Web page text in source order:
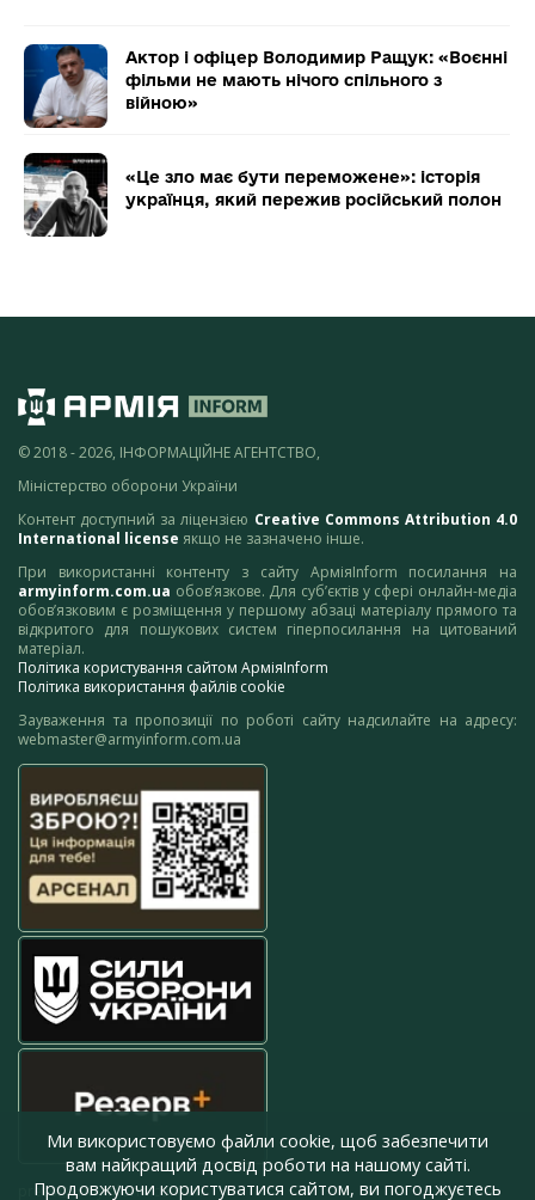
Актор і офіцер Володимир Ращук: «Воєнні
фільми не мають нічого спільного з
війною»
«Це зло має бути переможене»: історія
українця, який пережив російський полон
© 2018 - 2026, ІНФОРМАЦІЙНЕ АГЕНТСТВО,
Міністерство оборони України
Контент доступний за ліцензією Creative Commons Attribution 4.0
International license якщо не зазначено інше.
При використанні контенту з сайту АрміяInform посилання на
armyinform.com.ua обов’язкове. Для суб’єктів у сфері онлайн-медіа
обов’язковим є розміщення у першому абзаці матеріалу прямого та
відкритого для пошукових систем гіперпосилання на цитований
матеріал.
Політика користування сайтом АрміяInform
Політика використання файлів cookie
Зауваження та пропозиції по роботі сайту надсилайте на адресу:
webmaster@armyinform.com.ua
press@armyinform.com.ua
Ми використовуємо файли cookie, щоб забезпечити
вам найкращий досвід роботи на нашому сайті.
Продовжуючи користуватися сайтом, ви погоджуєтесь